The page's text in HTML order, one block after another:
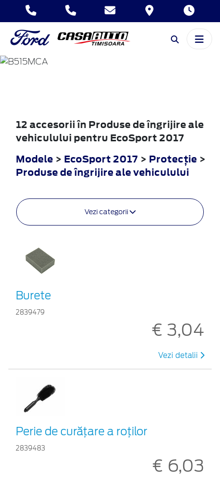
ECOSPORT
12 accesorii în Produse de îngrijire ale
vehiculului pentru EcoSport 2017
Modele > EcoSport 2017 > Protecţie >
Produse de îngrijire ale vehiculului
Vezi categorii
Burete
2839479
€ 3,04
Vezi detalii
Perie de curățare a roților
2839483
€ 6,03